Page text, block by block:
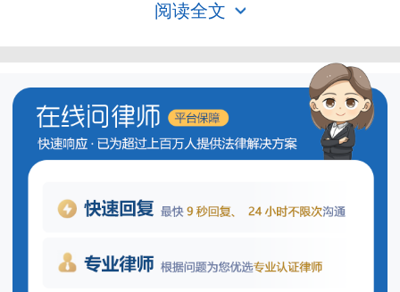
知识产权侵权行为法律责任是哪些？
主要分为三类：民事责任、行政责任以及
阅读全文